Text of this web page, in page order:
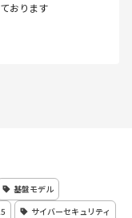
おります
基盤モデル
サイバーセキュリティ